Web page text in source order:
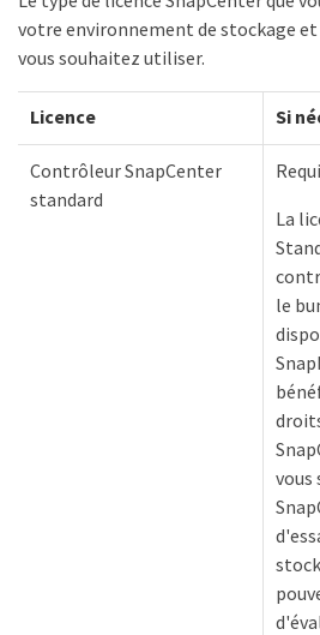
votre environnement de stockage
vous souhaitez utiliser.
Licence Si
Contrôleur SnapCenter
standard
La
le